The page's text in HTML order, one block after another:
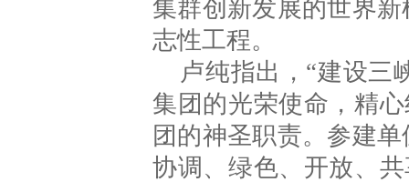
集群创新发展的世界
志性工程。
卢纯指出，“建设三
集团的光荣使命，精
团的神圣职责。参建
协调、绿色、开放、